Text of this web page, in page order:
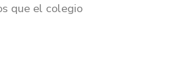
que el colegio